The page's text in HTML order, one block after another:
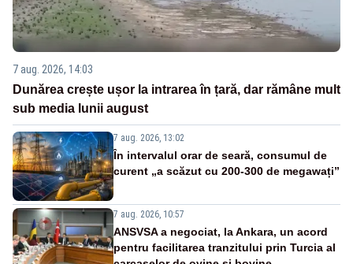
7 aug. 2026, 14:03
Dunărea crește ușor la intrarea în țară, dar rămâne mult
sub media lunii august
7 aug. 2026, 13:02
În intervalul orar de seară, consumul de
curent „a scăzut cu 200-300 de megawați”
7 aug. 2026, 10:57
ANSVSA a negociat, la Ankara, un acord
pentru facilitarea tranzitului prin Turcia al